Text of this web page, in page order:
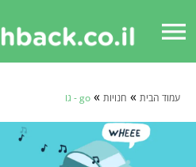
menu
עמוד הבית » חנויות » go - גו